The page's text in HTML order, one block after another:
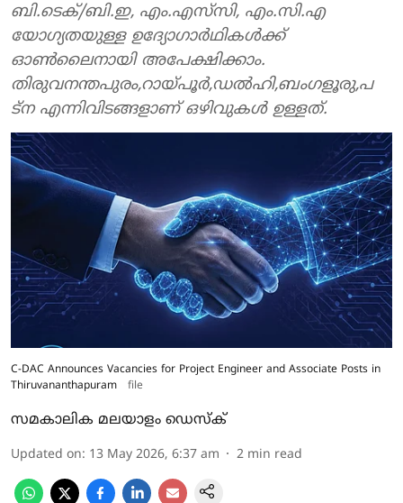
ബി.ടെക്/ബി.ഇ, എം.എസ്‌സി, എം.സി.എ
യോഗ്യതയുള്ള ഉദ്യോഗാർഥികൾക്ക്
ഓൺലൈനായി അപേക്ഷിക്കാം.
തിരുവനന്തപുരം,റായ്പൂർ,ഡൽഹി,ബംഗളൂരു,പ
ട്ന എന്നിവിടങ്ങളാണ് ഒഴിവുകൾ ഉള്ളത്.
C-DAC Announces Vacancies for Project Engineer and Associate Posts in
Thiruvananthapuram
file
സമകാലിക മലയാളം ഡെസ്ക്
Updated on: 13 May 2026, 6:37 am 2 min read